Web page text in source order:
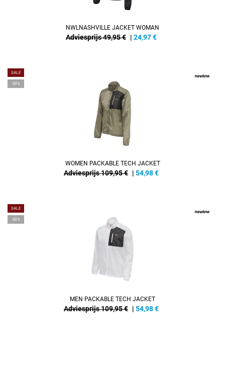
NWLNASHVILLE JACKET WOMAN
Adviesprijs 49,95 € | 24,97€
SALE
-50%
WOMEN PACKABLE TECH JACKET
Adviesprijs 109,95 € | 54,98€
SALE
-50%
MEN PACKABLE TECH JACKET
Adviesprijs 109,95 € | 54,98€